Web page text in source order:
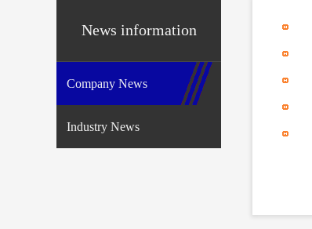
News information
Company News
Industry News